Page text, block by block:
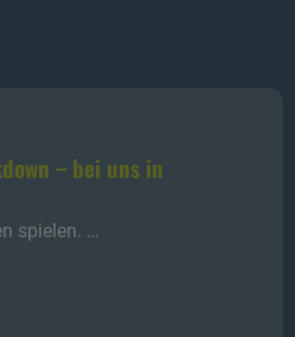
– bei uns in
spielen. …